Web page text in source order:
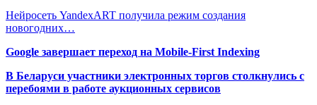
Нейросеть YandexART получила режим создания
новогодних…
Google завершает переход на Mobile-First Indexing
В Беларуси участники электронных торгов столкнулись с
перебоями в работе аукционных сервисов